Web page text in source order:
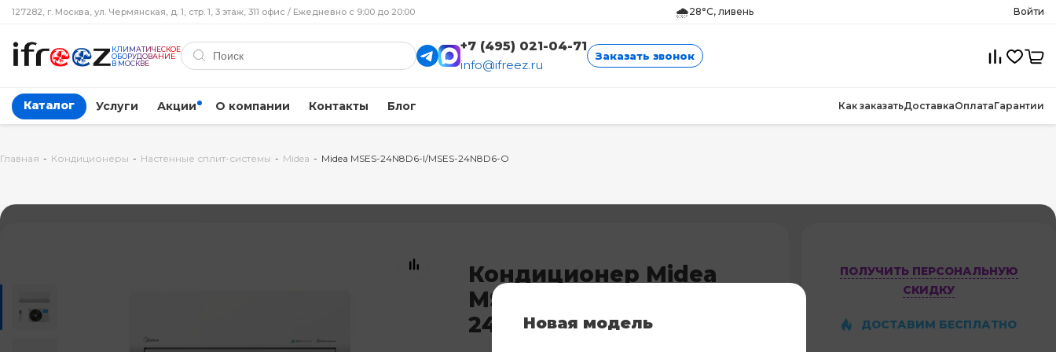
127282, г. Москва, ул. Чермянская, д. 1, стр. 1, 3 этаж, 311 офис / Ежедневно с 9:00 до 20:00 🌧️28°C, ливень Войти
КЛИМАТИЧЕСКОЕ
ОБОРУДОВАНИЕ
В МОСКВЕ
+7 (495) 021-04-71
info@ifreez.ru
Заказать звонок
Каталог Услуги Акции О компании Контакты Блог Как заказатьДоставкаОплатаГарантии
Главная - Кондиционеры - Настенные сплит-системы - Midea - Midea MSES-24N8D6-I/MSES-24N8D6-O
Кондиционер Midea
MSES-24N8D6-I/MSES-
24N8D6-O
ПОЛУЧИТЬ ПЕРСОНАЛЬНУЮ
СКИДКУ
ДОСТАВИМ БЕСПЛАТНО
Новая модель